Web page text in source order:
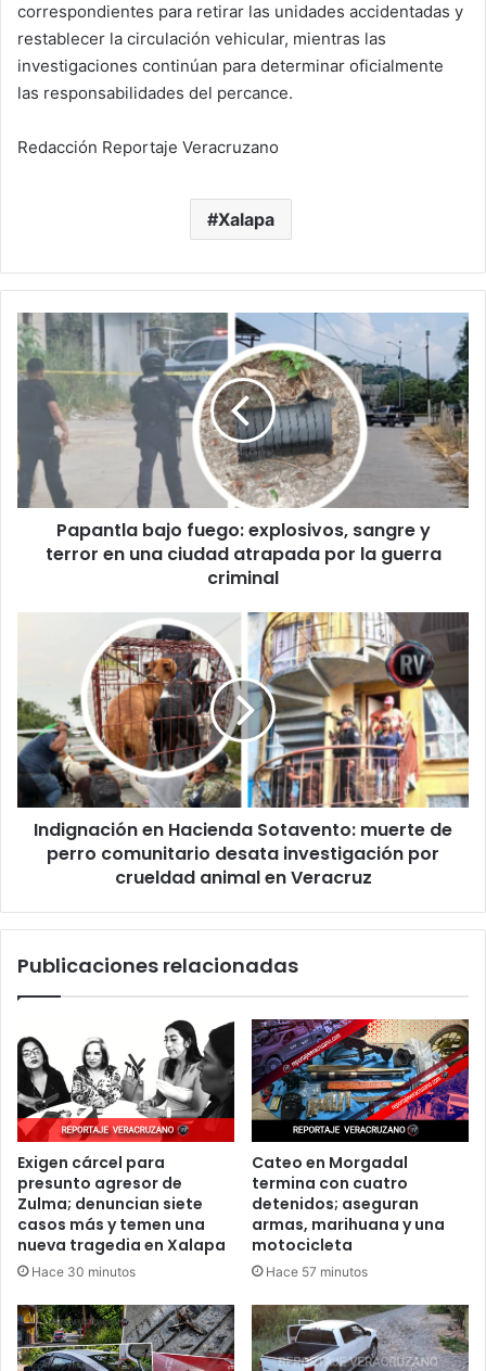
correspondientes para retirar las unidades accidentadas y
restablecer la circulación vehicular, mientras las
investigaciones continúan para determinar oficialmente
las responsabilidades del percance.
Redacción Reportaje Veracruzano
Xalapa
Papantla
bajo
fuego:
explosivos,
sangre
y
terror
en
una
ciudad
atrapada
Papantla bajo fuego: explosivos, sangre y
terror en una ciudad atrapada por la guerra
criminal
Sotavento:
muerte
de
perro
comunitario
desata
investigación
en
Indignación en Hacienda Sotavento: muerte de
perro comunitario desata investigación por
crueldad animal en Veracruz
Publicaciones relacionadas
Exigen cárcel para
presunto agresor de
Zulma; denuncian siete
casos más y temen una
nueva tragedia en Xalapa
Hace 30 minutos
Cateo en Morgadal
termina con cuatro
detenidos; aseguran
armas, marihuana y una
motocicleta
Hace 57 minutos